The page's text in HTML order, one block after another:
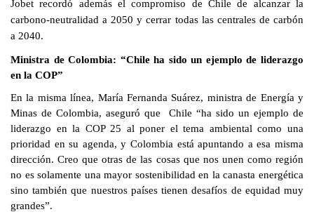
Jobet recordó además el compromiso de Chile de alcanzar la
carbono-neutralidad a 2050 y cerrar todas las centrales de carbón
a 2040.
Ministra de Colombia: “Chile ha sido un ejemplo de liderazgo
en la COP”
En la misma línea, María Fernanda Suárez, ministra de Energía y
Minas de Colombia, aseguró que Chile “ha sido un ejemplo de
liderazgo en la COP 25 al poner el tema ambiental como una
prioridad en su agenda, y Colombia está apuntando a esa misma
dirección. Creo que otras de las cosas que nos unen como región
no es solamente una mayor sostenibilidad en la canasta energética
sino también que nuestros países tienen desafíos de equidad muy
grandes”.